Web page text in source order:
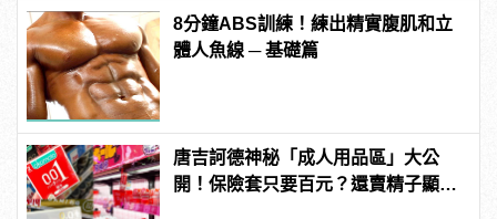
8分鐘ABS訓練！練出精實腹肌和立
體人魚線 ─ 基礎篇
唐吉訶德神秘「成人用品區」大公
開！保險套只要百元？還賣精子顯微